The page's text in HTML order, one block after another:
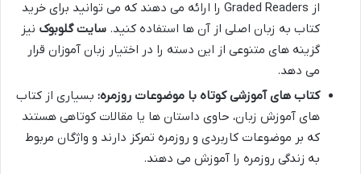
از Graded Readers را ارائه می دهند که می توانید برای خرید
کتاب به زبان اصلی از آن ها استفاده کنید. سایت گلوبوک نیز
گزینه های متنوعی از این دسته را در اختیار زبان آموزان قرار
می دهد.
کتاب های آموزشی کوتاه با موضوعات روزمره: بسیاری از کتاب
های آموزش زبان، حاوی داستان ها یا مقالات کوتاهی هستند
که بر موضوعات کاربردی و روزمره تمرکز دارند و واژگان مربوط
به زندگی روزمره را آموزش می دهند.